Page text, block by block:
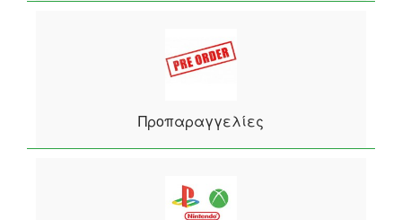
Προπαραγγελίες